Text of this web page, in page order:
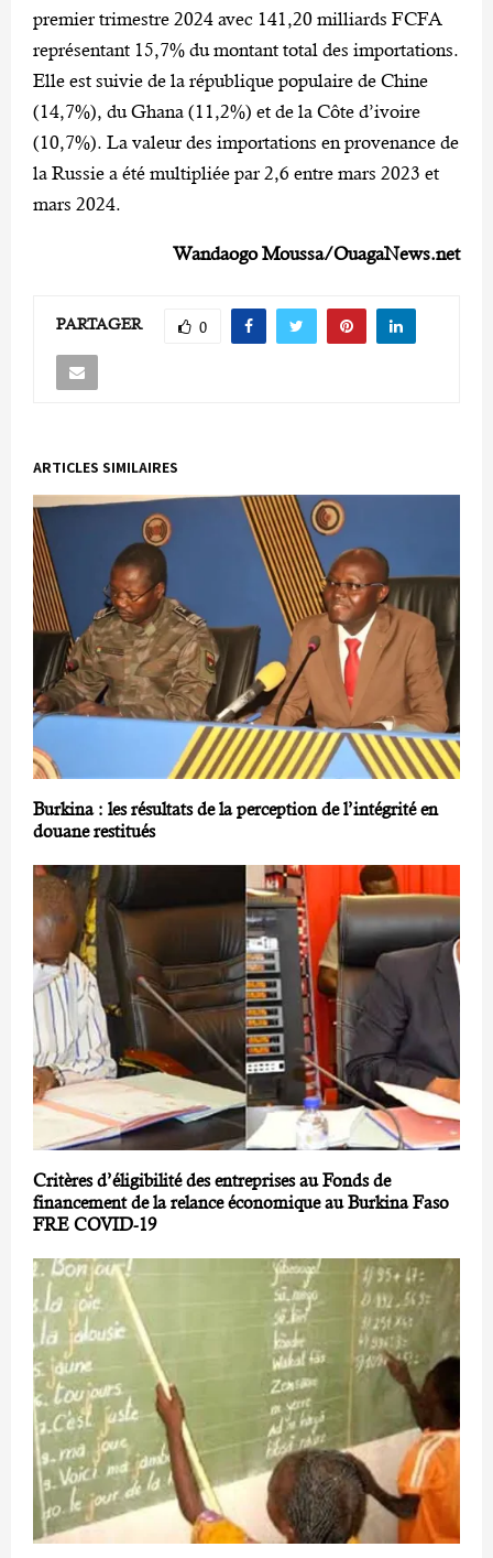
premier trimestre 2024 avec 141,20 milliards FCFA
représentant 15,7% du montant total des importations.
Elle est suivie de la république populaire de Chine
(14,7%), du Ghana (11,2%) et de la Côte d’ivoire
(10,7%). La valeur des importations en provenance de
la Russie a été multipliée par 2,6 entre mars 2023 et
mars 2024.
Wandaogo Moussa/OuagaNews.net
PARTAGER 0
ARTICLES SIMILAIRES
Burkina : les résultats de la perception de l’intégrité en
douane restitués
Critères d’éligibilité des entreprises au Fonds de
financement de la relance économique au Burkina Faso
FRE COVID-19